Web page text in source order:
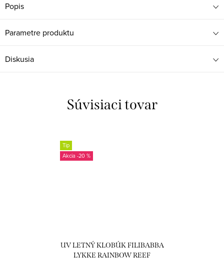
Popis
Parametre produktu
Diskusia
Súvisiaci tovar
Tip
-20 %
UV LETNÝ KLOBÚK FILIBABBA
LYKKE RAINBOW REEF